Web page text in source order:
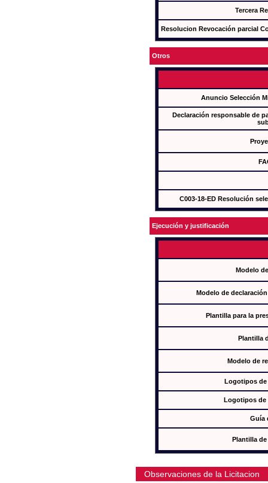
Tercera
Resolucion Revocación parcial
Otros
Anuncio Selección
Declaración responsable de
C003-18-ED Resolución
Ejecución y justificación
Modelo
Modelo de
Plantilla para la
Plantilla
Modelo de
Logotipos de
Logotipos de
Guía
Plantilla
Observaciones de la Licitacion